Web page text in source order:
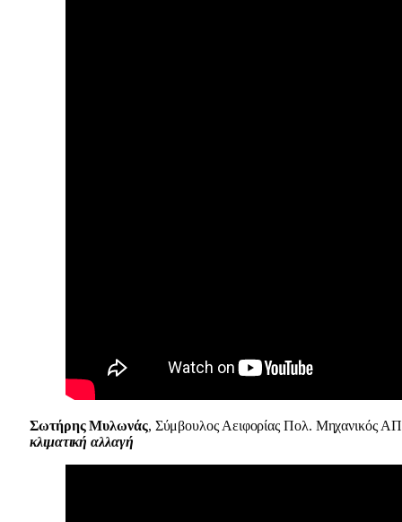
Σωτήρης Μυλωνάς, Σύμβουλος Αειφορίας Πολ. Μηχανικός
κλιματική αλλαγή